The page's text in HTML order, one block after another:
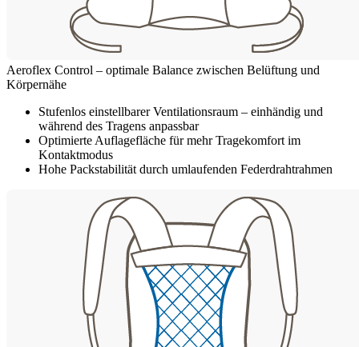
Aeroflex Control – optimale Balance zwischen Belüftung und
Körpernähe
Stufenlos einstellbarer Ventilationsraum – einhändig und
während des Tragens anpassbar
Optimierte Auflagefläche für mehr Tragekomfort im
Kontaktmodus
Hohe Packstabilität durch umlaufenden Federdrahtrahmen